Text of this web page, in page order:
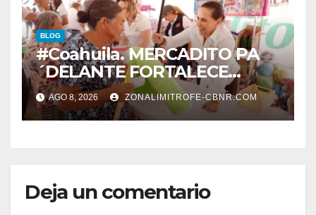
BLOG
#Coahuila. MERCADITO PA
´DELANTE FORTALECE
CUIDADO DEL MEDIO
AMBIENTE Y LA ECONOMÍA
DE MÁS DE 6 MIL 500
AGO 8, 2026 ZONALIMITROFE-CBNR.COM
Deja un comentario